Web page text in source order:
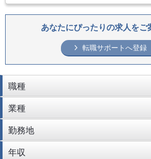
あなたにぴったりの求人をご
転職サポートへ登録
職種
業種
勤務地
年収